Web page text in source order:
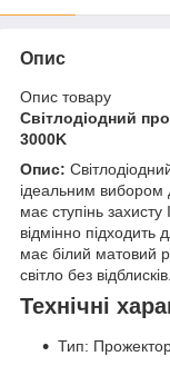
Опис
Опис товару
Світлодіодний
3000K
Опис:
ідеальним вибором
має ступінь
відмінно
має білий матовий
світло без відблисків.
Технічні
Тип: